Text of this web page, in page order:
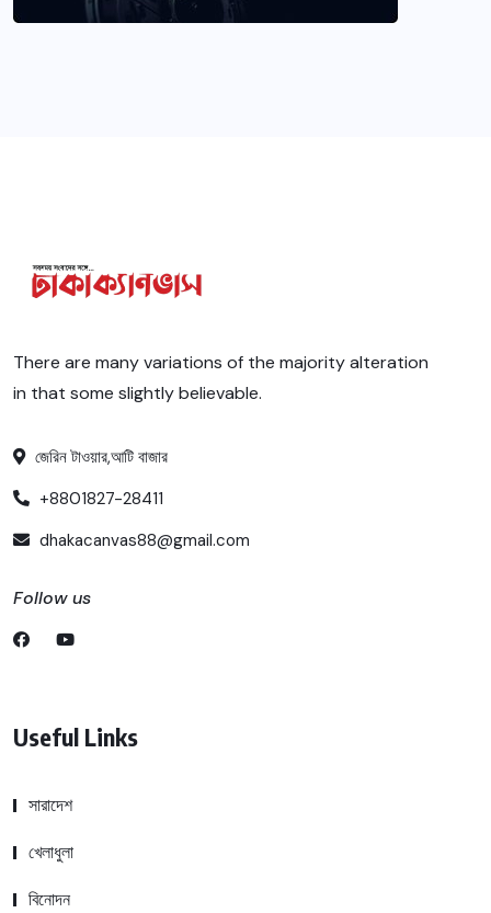
There are many variations of the majority alteration
in that some slightly believable.
জেরিন টাওয়ার,আটি বাজার
+8801827-28411
dhakacanvas88@gmail.com
Follow us
Useful Links
সারাদেশ
খেলাধুলা
বিনোদন